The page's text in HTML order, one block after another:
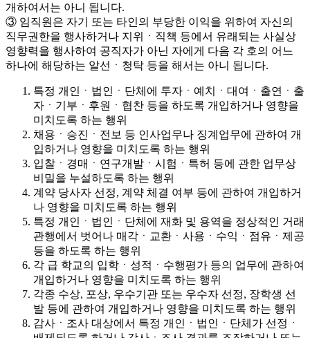
개하여서는 아니 됩니다.
③ 임직원은 자기 또는 타인의 부당한 이익을 위하여 자신의
직무권한을 행사하거나 지위ㆍ직책 등에서 유래되는 사실상
영향력을 행사하여 공직자가 아닌 자에게 다음 각 호의 어느
하나에 해당하는 알선ㆍ청탁 등을 해서는 아니 됩니다.
특정 개인ㆍ법인ㆍ단체에 투자ㆍ예치ㆍ대여ㆍ출연ㆍ출
자ㆍ기부ㆍ후원ㆍ협찬 등을 하도록 개입하거나 영향을
미치도록 하는 행위
채용ㆍ승진ㆍ전보 등 인사업무나 징계업무에 관하여 개
입하거나 영향을 미치도록 하는 행위
입찰ㆍ경매ㆍ연구개발ㆍ시험ㆍ특허 등에 관한 업무상
비밀을 누설하도록 하는 행위
계약 당사자 선정, 계약 체결 여부 등에 관하여 개입하거
나 영향을 미치도록 하는 행위
특정 개인ㆍ법인ㆍ단체에 재화 및 용역을 정상적인 거래
관행에서 벗어나 매각ㆍ교환ㆍ사용ㆍ수익ㆍ점유ㆍ제공
등을 하도록 하는 행위
각 급 학교의 입학ㆍ성적ㆍ수행평가 등의 업무에 관하여
개입하거나 영향을 미치도록 하는 행위
각종 수상, 포상, 우수기관 또는 우수자 선정, 장학생 선
발 등에 관하여 개입하거나 영향을 미치도록 하는 행위
감사ㆍ조사 대상에서 특정 개인ㆍ법인ㆍ단체가 선정ㆍ